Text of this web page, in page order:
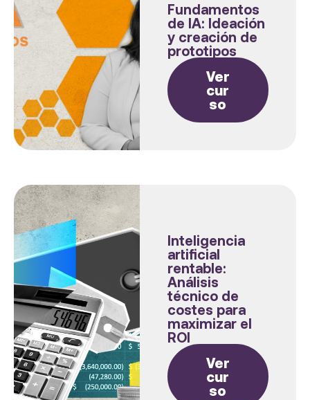
Fundamentos
de IA: Ideación
y creación de
prototipos
Ver
cur
so
Inteligencia
artificial
rentable:
Análisis
técnico de
costes para
maximizar el
ROI
Ver
cur
so